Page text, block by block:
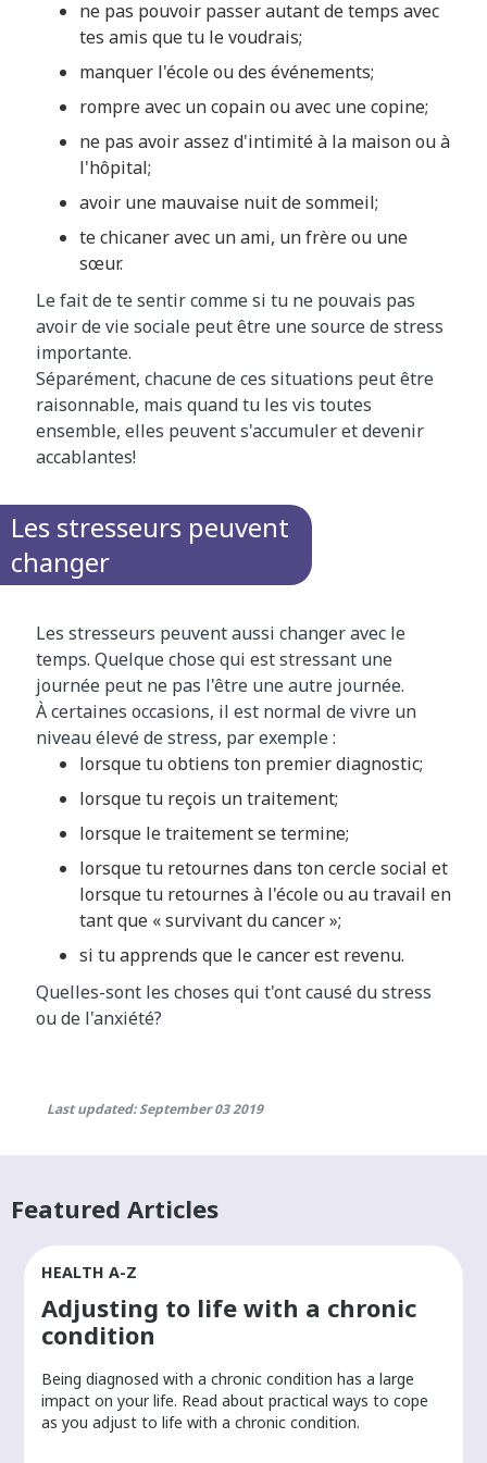
ne pas pouvoir passer autant de temps avec
tes amis que tu le voudrais;
manquer l'école ou des événements;
rompre avec un copain ou avec une copine;
ne pas avoir assez d'intimité à la maison ou à
l'hôpital;
avoir une mauvaise nuit de sommeil;
te chicaner avec un ami, un frère ou une
sœur.
Le fait de te sentir comme si tu ne pouvais pas
avoir de vie sociale peut être une source de stress
importante.
Séparément, chacune de ces situations peut être
raisonnable, mais quand tu les vis toutes
ensemble, elles peuvent s'accumuler et devenir
accablantes!
Les stresseurs peuvent
changer
Les stresseurs peuvent aussi changer avec le
temps. Quelque chose qui est stressant une
journée peut ne pas l'être une autre journée.
À certaines occasions, il est normal de vivre un
niveau élevé de stress, par exemple :
lorsque tu obtiens ton premier diagnostic;
lorsque tu reçois un traitement;
lorsque le traitement se termine;
lorsque tu retournes dans ton cercle social et
lorsque tu retournes à l'école ou au travail en
tant que « survivant du cancer »;
si tu apprends que le cancer est revenu.
Quelles-sont les choses qui t'ont causé du stress
ou de l'anxiété?
Last updated: September 03 2019
Featured Articles
HEALTH A-Z
Adjusting to life with a chronic
condition
Being diagnosed with a chronic condition has a large
impact on your life. Read about practical ways to cope
as you adjust to life with a chronic condition.